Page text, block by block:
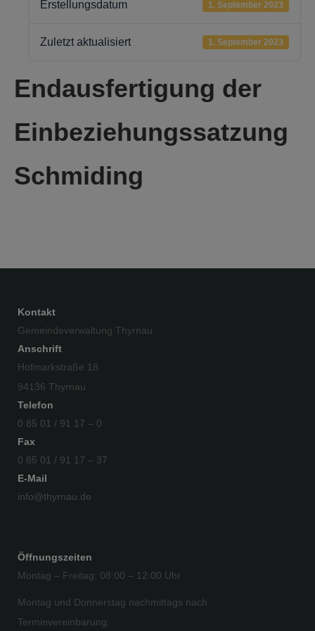
Erstellungsdatum 1. September 2023
Zuletzt aktualisiert 1. September 2023
Endausfertigung der
Einbeziehungssatzung
Schmiding
Kontakt
Gemeindeverwaltung Thyrnau
Anschrift
Hofmarkstraße 18
94136 Thyrnau
Telefon
0 85 01 / 91 17 – 0
Fax
0 85 01 / 91 17 – 37
E-Mail
info@thyrnau.de
Öffnungszeiten
Montag – Freitag: 08:00 – 12:00 Uhr
Montag und Donnerstag nachmittags nach
Terminvereinbarung: